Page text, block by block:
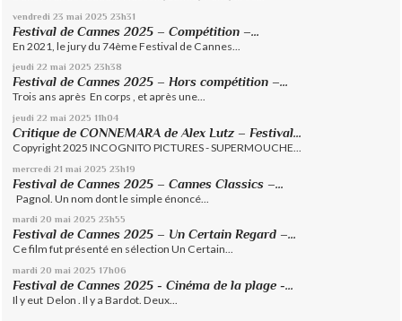
vendredi 23 mai 2025 23h31
Festival de Cannes 2025 – Compétition –...
En 2021, le jury du 74ème Festival de Cannes...
jeudi 22 mai 2025 23h38
Festival de Cannes 2025 – Hors compétition –...
Trois ans après En corps , et après une...
jeudi 22 mai 2025 11h04
Critique de CONNEMARA de Alex Lutz – Festival...
Copyright 2025 INCOGNITO PICTURES - SUPERMOUCHE...
mercredi 21 mai 2025 23h19
Festival de Cannes 2025 – Cannes Classics –...
Pagnol. Un nom dont le simple énoncé...
mardi 20 mai 2025 23h55
Festival de Cannes 2025 – Un Certain Regard –...
Ce film fut présenté en sélection Un Certain...
mardi 20 mai 2025 17h06
Festival de Cannes 2025 - Cinéma de la plage -...
Il y eut Delon . Il y a Bardot. Deux...